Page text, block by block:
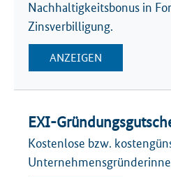
Nachhaltigkeitsbonus in
Zinsverbilligung.
ANZEIGEN
EXI-
Kostenlose bzw.